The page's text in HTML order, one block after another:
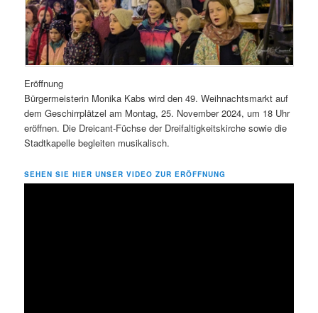
Eröffnung
Bürgermeisterin Monika Kabs wird den 49. Weihnachtsmarkt auf
dem Geschirrplätzel am Montag, 25. November 2024, um 18 Uhr
eröffnen. Die Dreicant-Füchse der Dreifaltigkeitskirche sowie die
Stadtkapelle begleiten musikalisch.
SEHEN SIE HIER UNSER VIDEO ZUR ERÖFFNUNG